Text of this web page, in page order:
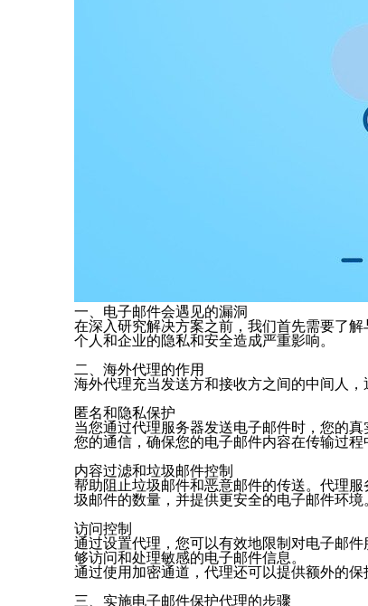
一、电子邮件会遇见的漏洞
在深入研究解决方案之前，我们首先需要了
个人和企业的隐私和安全造成严重影响。
二、海外代理的作用
海外代理充当发送方和接收方之间的中间人
匿名和隐私保护
当您通过代理服务器发送电子邮件时，您的
您的通信，确保您的电子邮件内容在传输过程
内容过滤和垃圾邮件控制
帮助阻止垃圾邮件和恶意邮件的传送。代理
圾邮件的数量，并提供更安全的电子邮件环
访问控制
通过设置代理，您可以有效地限制对电子邮
够访问和处理敏感的电子邮件信息。
通过使用加密通道，代理还可以提供额外的保
三、实施电子邮件保护代理的步骤